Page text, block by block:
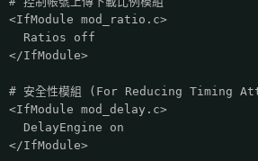
<IfModule mod_ratio.c>
Ratios off
</IfModule>
# 安全性模組 (For Reducing Timing
<IfModule mod_delay.c>
DelayEngine on
</IfModule>